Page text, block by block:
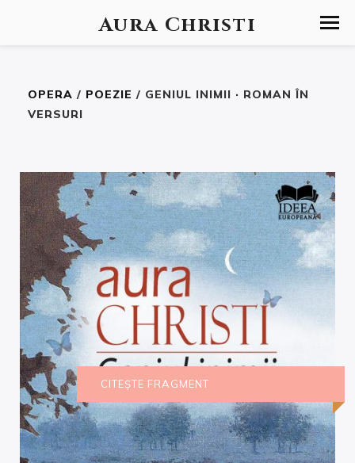
Aura Christi
OPERA / POEZIE / GENIUL INIMII · ROMAN ÎN
VERSURI
CITEȘTE FRAGMENT